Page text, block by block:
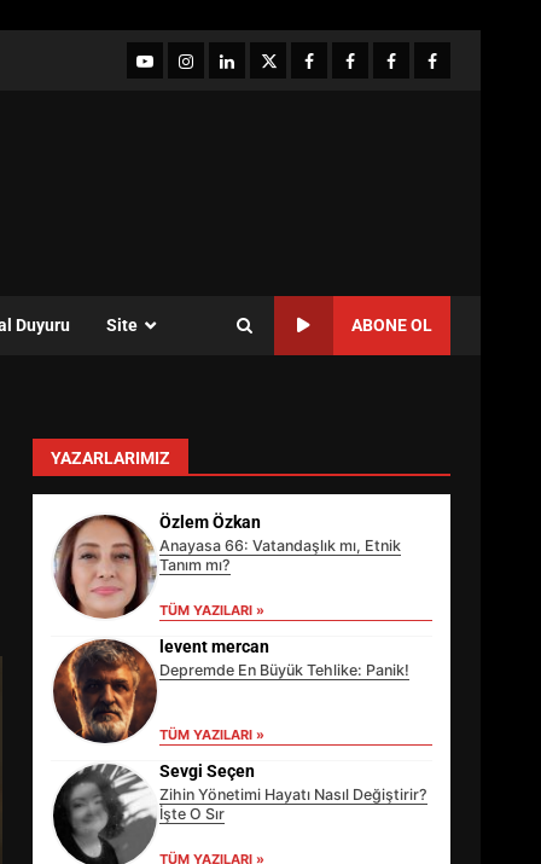
YouTubeInstagram
LinkedIntwitterfacebook-Facebook-
Facebook-Facebook-
Duyuru Site ABONE OL
YAZARLARIMIZ
Özlem Özkan
Anayasa 66: Vatandaşlık mı, Etnik
Tanım mı?
TÜM YAZILARI »
levent mercan
Depremde En Büyük Tehlike: Panik!
TÜM YAZILARI »
Sevgi Seçen
Zihin Yönetimi Hayatı Nasıl Değiştirir?
İşte O Sır
TÜM YAZILARI »